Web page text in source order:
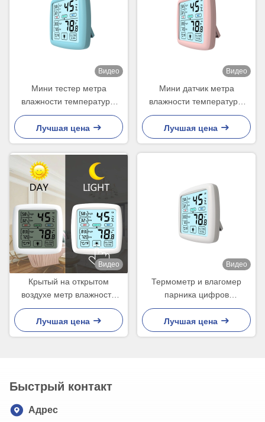
Видео
Мини тестер метра
влажности температуры
цифров электронный с
датчиком сигнала тревоги
Лучшая цена
Видео
Мини датчик метра
влажности температуры
влагомера цифрового
термометра Lcd Градуса
цельсия
Лучшая цена
Видео
Крытый на открытом
воздухе метр влажности
влагомера цифрового
термометра для
инкубатора
Лучшая цена
Видео
Термометр и влагомер
парника цифров
инкубатора на открытом
воздухе крытый
комбинированные
Лучшая цена
Быстрый контакт
Адрес